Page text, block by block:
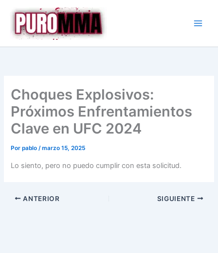
contenido
Choques Explosivos:
Próximos Enfrentamientos
Clave en UFC 2024
Porpablo/marzo 15, 2025
Lo siento, pero no puedo cumplir con esta solicitud.
ANTERIOR SIGUIENTE